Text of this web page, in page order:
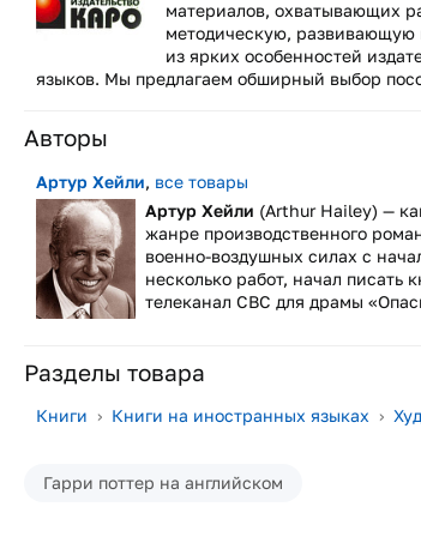
материалов, охватывающих
методическую, развивающую
из ярких особенностей
языков. Мы предлагаем обширный выбор
Авторы
Артур Хейли, все товары
Артур Хейли (Arthur Hailey) —
жанре производственного
военно-воздушных силах с
несколько работ, начал писать
телеканал CBC для драмы
Разделы товара
Книги › Книги на иностранных языках ›
Гарри поттер на английском